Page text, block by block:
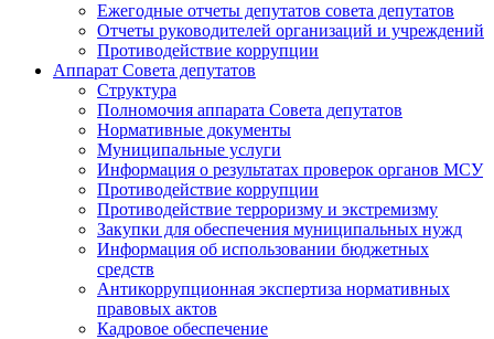
Ежегодные отчеты депутатов совета депутатов
Отчеты руководителей организаций и учреждений
Противодействие коррупции
Аппарат Совета депутатов
Структура
Полномочия аппарата Совета депутатов
Нормативные документы
Муниципальные услуги
Информация о результатах проверок органов МСУ
Противодействие коррупции
Противодействие терроризму и экстремизму
Закупки для обеспечения муниципальных нужд
Информация об использовании бюджетных
средств
Антикоррупционная экспертиза нормативных
правовых актов
Кадровое обеспечение